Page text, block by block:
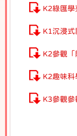
K2綠匯
K1沉浸
K2參觀
K2趣味
K3參觀